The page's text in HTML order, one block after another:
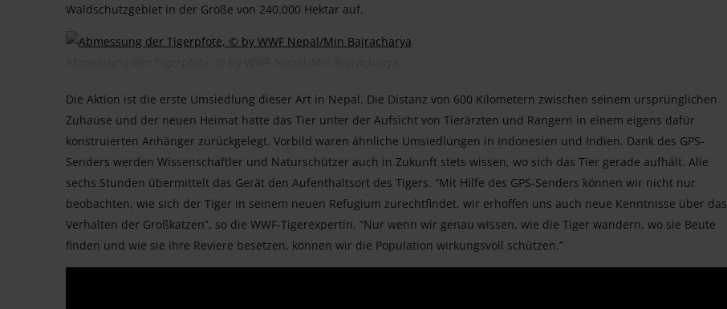
Waldschutzgebiet in der Größe von 240.000 Hektar auf.
Die Aktion ist die erste Umsiedlung dieser Art in Nepal. Die Distanz von 600 Kilometern zwischen seinem ursprünglichen
Zuhause und der neuen Heimat hatte das Tier unter der Aufsicht von Tierärzten und Rangern in einem eigens dafür
konstruierten Anhänger zurückgelegt. Vorbild waren ähnliche Umsiedlungen in Indonesien und Indien. Dank des GPS-
Senders werden Wissenschaftler und Naturschützer auch in Zukunft stets wissen, wo sich das Tier gerade aufhält. Alle
sechs Stunden übermittelt das Gerät den Aufenthaltsort des Tigers. “Mit Hilfe des GPS-Senders können wir nicht nur
beobachten, wie sich der Tiger in seinem neuen Refugium zurechtfindet, wir erhoffen uns auch neue Kenntnisse über das
Verhalten der Großkatzen”, so die WWF-Tigerexpertin. “Nur wenn wir genau wissen, wie die Tiger wandern, wo sie Beute
finden und wie sie ihre Reviere besetzen, können wir die Population wirkungsvoll schützen.”